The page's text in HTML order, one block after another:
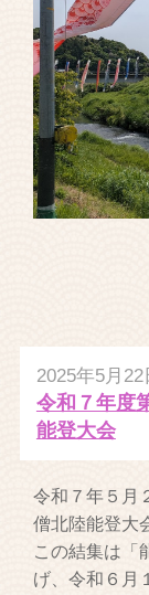
2025年5月22
令和７年度
能登大会
令和７年５月
僧北陸能登大
この結集は「
げ、令和６月